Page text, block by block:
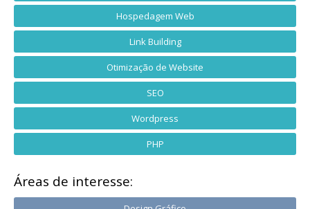
Hospedagem Web
Link Building
Otimização de Website
SEO
Wordpress
PHP
Áreas de interesse: